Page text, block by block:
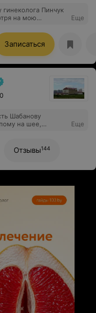
Пинчук
на мою
Еще
Записаться
Шабанову
на шее,
Еще
Отзывы144